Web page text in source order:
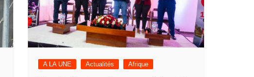
A LA UNE Actualités Afrique